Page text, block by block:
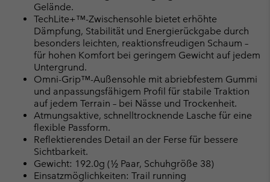
Gelände.
TechLite+™-Zwischensohle bietet erhöhte
Dämpfung, Stabilität und Energierückgabe durch
besonders leichten, reaktionsfreudigen Schaum –
für hohen Komfort bei geringem Gewicht auf jedem
Untergrund.
Omni-Grip™-Außensohle mit abriebfestem Gummi
und anpassungsfähigem Profil für stabile Traktion
auf jedem Terrain – bei Nässe und Trockenheit.
Atmungsaktive, schnelltrocknende Lasche für eine
flexible Passform.
Reflektierendes Detail an der Ferse für bessere
Sichtbarkeit.
Gewicht: 192.0g (½ Paar, Schuhgröße 38)
Einsatzmöglichkeiten: Trail running